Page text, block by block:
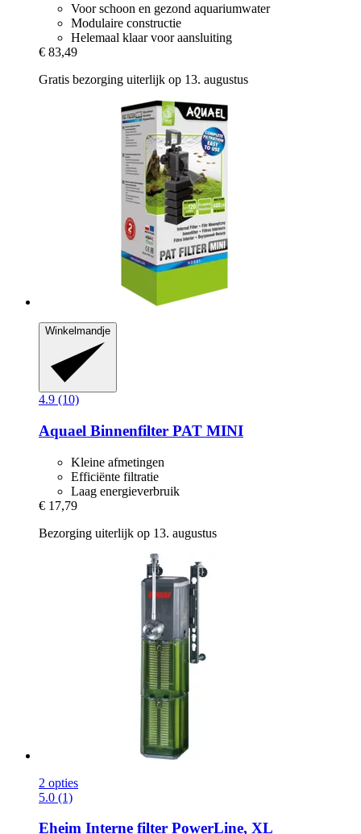
Voor schoon en gezond aquariumwater
Modulaire constructie
Helemaal klaar voor aansluiting
€ 83,49
Gratis bezorging uiterlijk op 13. augustus
Winkelmandje
4.9 (10)
Aquael Binnenfilter PAT MINI
Kleine afmetingen
Efficiënte filtratie
Laag energieverbruik
€ 17,79
Bezorging uiterlijk op 13. augustus
2 opties
5.0 (1)
Eheim Interne filter PowerLine, XL